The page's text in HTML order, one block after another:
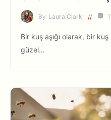
By Laura Clark
Bir kuş aşığı olarak, bir
güzel…